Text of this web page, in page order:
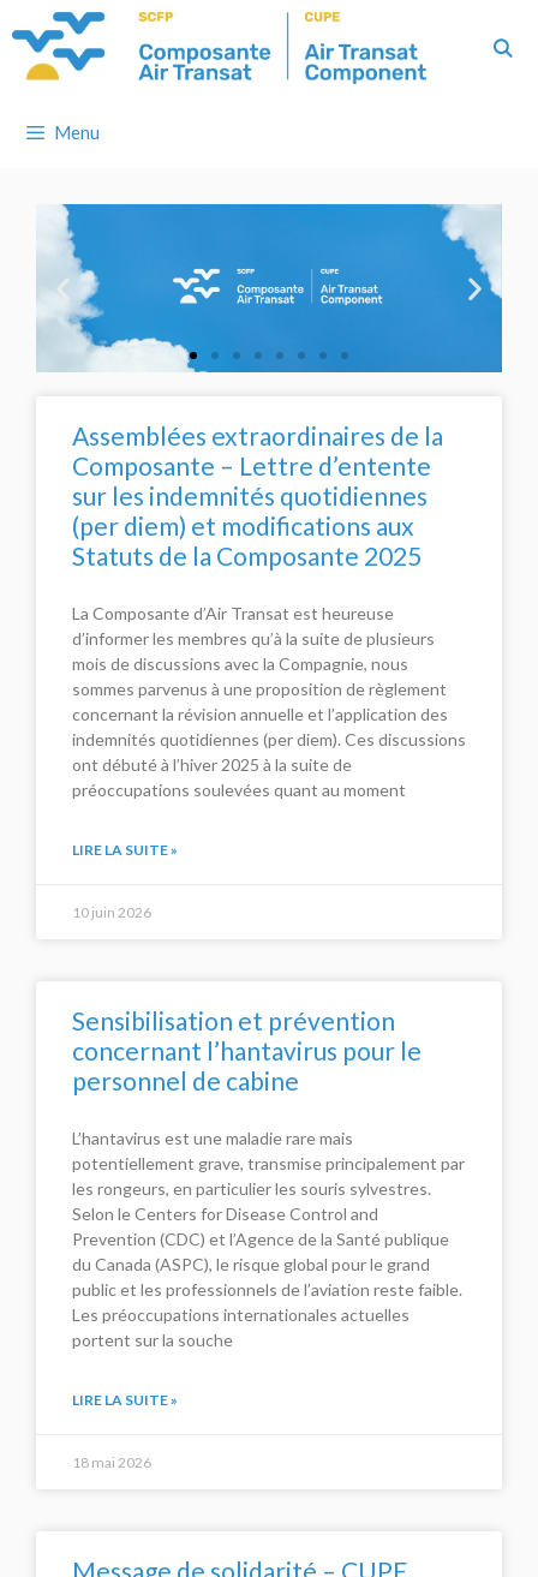
Menu
Assemblées extraordinaires de la
Composante – Lettre d’entente
sur les indemnités quotidiennes
(per diem) et modifications aux
Statuts de la Composante 2025
La Composante d’Air Transat est heureuse
d’informer les membres qu’à la suite de plusieurs
mois de discussions avec la Compagnie, nous
sommes parvenus à une proposition de règlement
concernant la révision annuelle et l’application des
indemnités quotidiennes (per diem). Ces discussions
ont débuté à l’hiver 2025 à la suite de
préoccupations soulevées quant au moment
LIRE LA SUITE »
10 juin 2026
Sensibilisation et prévention
concernant l’hantavirus pour le
personnel de cabine
L’hantavirus est une maladie rare mais
potentiellement grave, transmise principalement par
les rongeurs, en particulier les souris sylvestres.
Selon le Centers for Disease Control and
Prevention (CDC) et l’Agence de la Santé publique
du Canada (ASPC), le risque global pour le grand
public et les professionnels de l’aviation reste faible.
Les préoccupations internationales actuelles
portent sur la souche
LIRE LA SUITE »
18 mai 2026
Message de solidarité – CUPE